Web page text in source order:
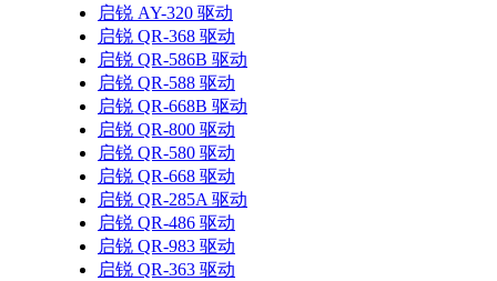
启锐 AY-320 驱动
启锐 QR-368 驱动
启锐 QR-586B 驱动
启锐 QR-588 驱动
启锐 QR-668B 驱动
启锐 QR-800 驱动
启锐 QR-580 驱动
启锐 QR-668 驱动
启锐 QR-285A 驱动
启锐 QR-486 驱动
启锐 QR-983 驱动
启锐 QR-363 驱动